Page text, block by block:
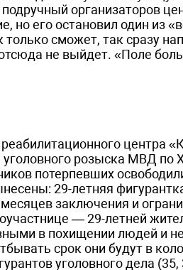
организаторов
но его остановил один из
только сможет, так сразу
не выйдет. «Поле
центра
розыска МВД
потерпевших
29-летняя
заключения и
— 29-летней
в похищении людей и
срок они будут в
уголовного дела